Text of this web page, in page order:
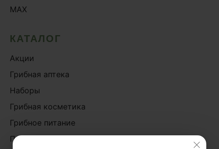
MAX
КАТАЛОГ
Акции
Грибная аптека
Наборы
Грибная косметика
Грибное питание
Подарки и сувениры